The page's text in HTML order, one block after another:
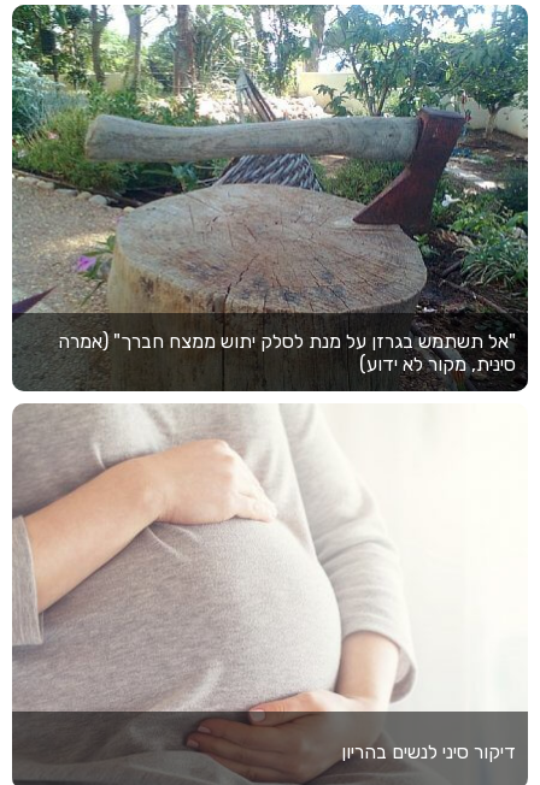
"אל תשתמש בגרזן על מנת לסלק יתוש ממצח חברך" (אמרה
סינית, מקור לא ידוע)
דיקור סיני לנשים בהריון